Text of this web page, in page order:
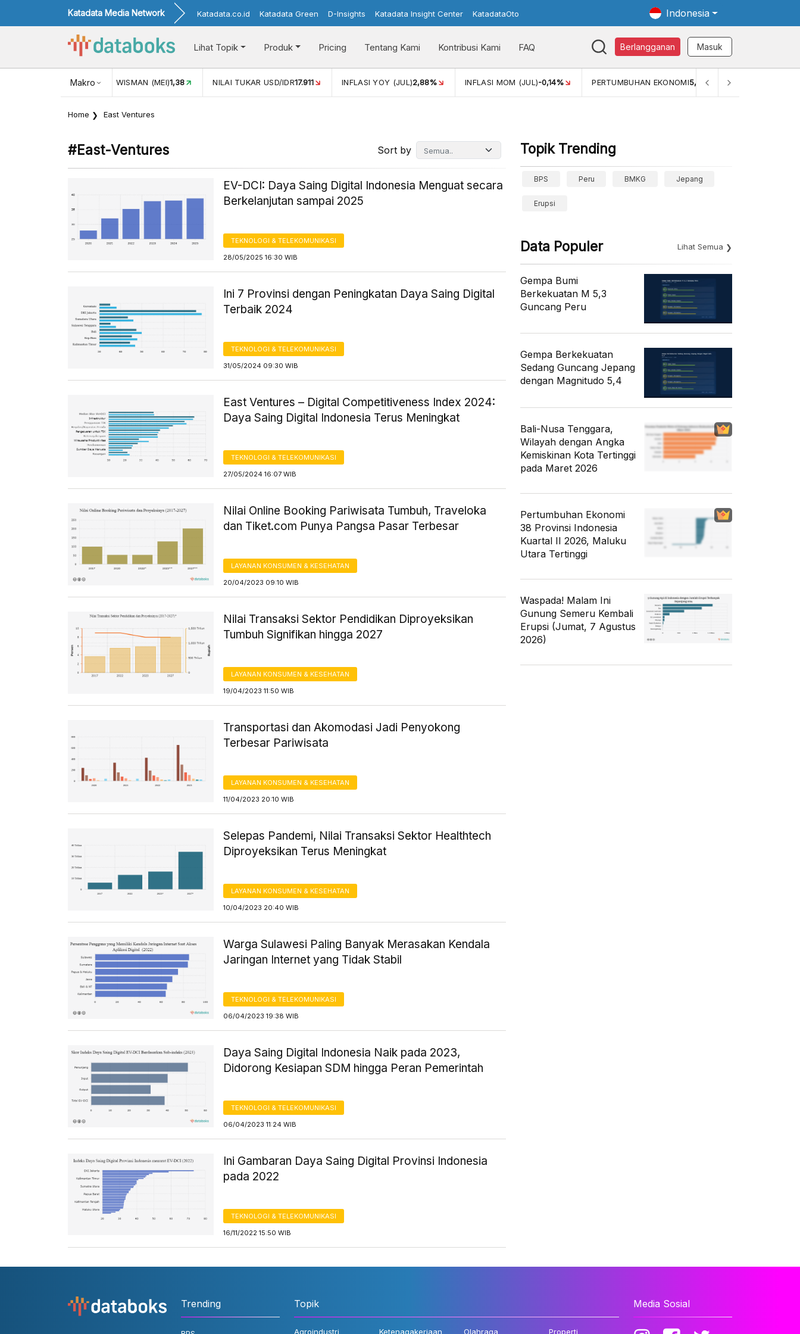
Katadata Media Network Katadata.co.id Katadata Green D-Insights Katadata Insight Center KatadataOto Indonesia
Lihat Topik Produk Pricing Tentang Kami Kontribusi Kami FAQ Berlangganan Masuk
Makro
NILAI TUKAR USD/IDR17.911 INFLASI YOY (JUL)2,88% INFLASI MOM (JUL)-0,14% PERTUMBUHAN EKONOMI5,11% PERTUMBUHAN EKONOMI (YOY) (Q1)5,61%
Home East Ventures
#east-Ventures Sort by
EV-DCI: Daya Saing Digital Indonesia Menguat secara
Berkelanjutan sampai 2025
TEKNOLOGI & TELEKOMUNIKASI
28/05/2025 16:30 WIB
Ini 7 Provinsi dengan Peningkatan Daya Saing Digital
Terbaik 2024
TEKNOLOGI & TELEKOMUNIKASI
31/05/2024 09:30 WIB
East Ventures – Digital Competitiveness Index 2024:
Daya Saing Digital Indonesia Terus Meningkat
TEKNOLOGI & TELEKOMUNIKASI
27/05/2024 16:07 WIB
Nilai Online Booking Pariwisata Tumbuh, Traveloka
dan Tiket.com Punya Pangsa Pasar Terbesar
LAYANAN KONSUMEN & KESEHATAN
20/04/2023 09:10 WIB
Nilai Transaksi Sektor Pendidikan Diproyeksikan
Tumbuh Signifikan hingga 2027
LAYANAN KONSUMEN & KESEHATAN
19/04/2023 11:50 WIB
Transportasi dan Akomodasi Jadi Penyokong
Terbesar Pariwisata
LAYANAN KONSUMEN & KESEHATAN
11/04/2023 20:10 WIB
Selepas Pandemi, Nilai Transaksi Sektor Healthtech
Diproyeksikan Terus Meningkat
LAYANAN KONSUMEN & KESEHATAN
10/04/2023 20:40 WIB
Warga Sulawesi Paling Banyak Merasakan Kendala
Jaringan Internet yang Tidak Stabil
TEKNOLOGI & TELEKOMUNIKASI
06/04/2023 19:38 WIB
Daya Saing Digital Indonesia Naik pada 2023,
Didorong Kesiapan SDM hingga Peran Pemerintah
TEKNOLOGI & TELEKOMUNIKASI
06/04/2023 11:24 WIB
Ini Gambaran Daya Saing Digital Provinsi Indonesia
pada 2022
TEKNOLOGI & TELEKOMUNIKASI
16/11/2022 15:50 WIB
Topik Trending
BPS Peru BMKG Jepang
Erupsi
Data Populer Lihat Semua
Gempa Bumi
Berkekuatan M 5,3
Guncang Peru
Gempa Berkekuatan
Sedang Guncang Jepang
dengan Magnitudo 5,4
Bali-Nusa Tenggara,
Wilayah dengan Angka
Kemiskinan Kota Tertinggi
pada Maret 2026
Pertumbuhan Ekonomi
38 Provinsi Indonesia
Kuartal II 2026, Maluku
Utara Tertinggi
Waspada! Malam Ini
Gunung Semeru Kembali
Erupsi (Jumat, 7 Agustus
2026)
Trending Topik
Agroindustri Ketenagakerjaan Olahraga Properti
Media Sosial